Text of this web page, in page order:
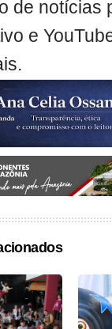
de notícias
e